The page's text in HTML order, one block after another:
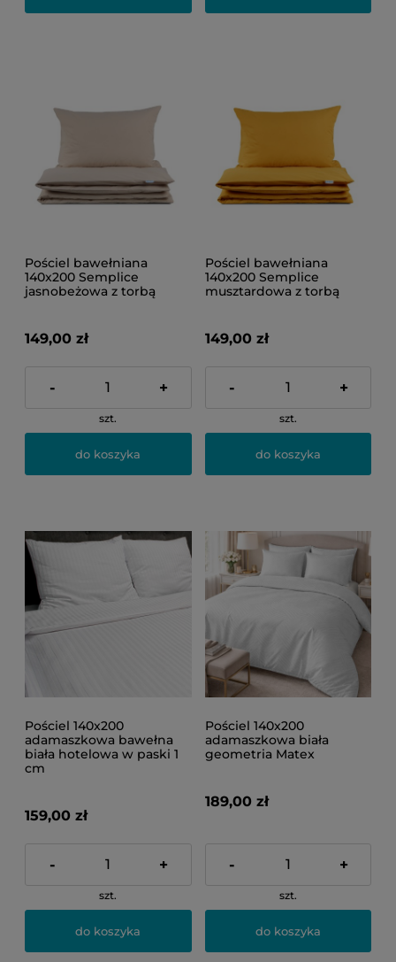
Pościel bawełniana
140x200 Semplice
jasnobeżowa z torbą
149,00 zł
- +
szt.
do koszyka
Pościel bawełniana
140x200 Semplice
musztardowa z torbą
149,00 zł
- +
szt.
do koszyka
Pościel 140x200
adamaszkowa bawełna
biała hotelowa w paski 1
cm
159,00 zł
- +
szt.
do koszyka
Pościel 140x200
adamaszkowa biała
geometria Matex
189,00 zł
- +
szt.
do koszyka